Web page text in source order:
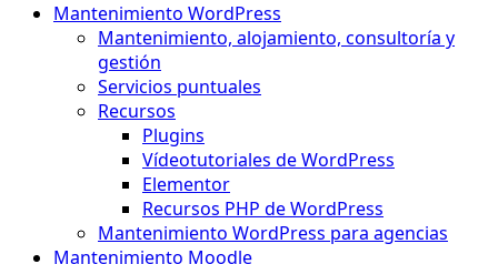
Mantenimiento WordPress
Mantenimiento, alojamiento, consultoría y
gestión
Servicios puntuales
Recursos
Plugins
Vídeotutoriales de WordPress
Elementor
Recursos PHP de WordPress
Mantenimiento WordPress para agencias
Mantenimiento Moodle